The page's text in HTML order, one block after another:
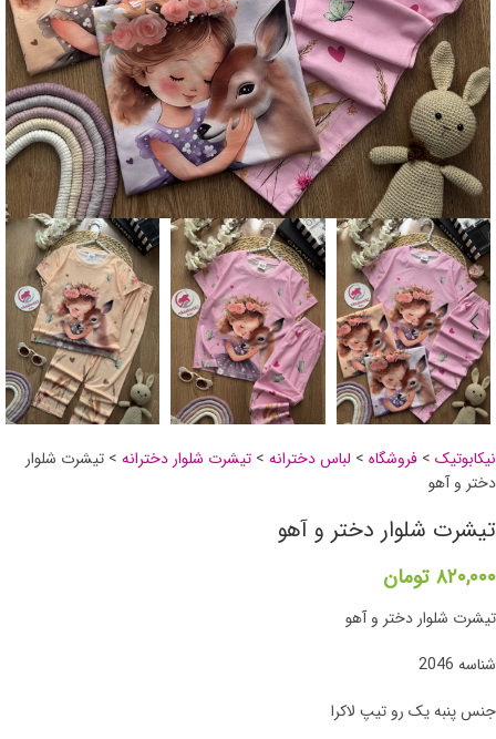
نیکابوتیک > فروشگاه > لباس دخترانه > تیشرت شلوار دخترانه > تیشرت شلوار
دختر و آهو
تیشرت شلوار دختر و آهو
۸۲۰,۰۰۰ تومان
تیشرت شلوار دختر و آهو
شناسه 2046
جنس پنبه یک رو تیپ لاکرا